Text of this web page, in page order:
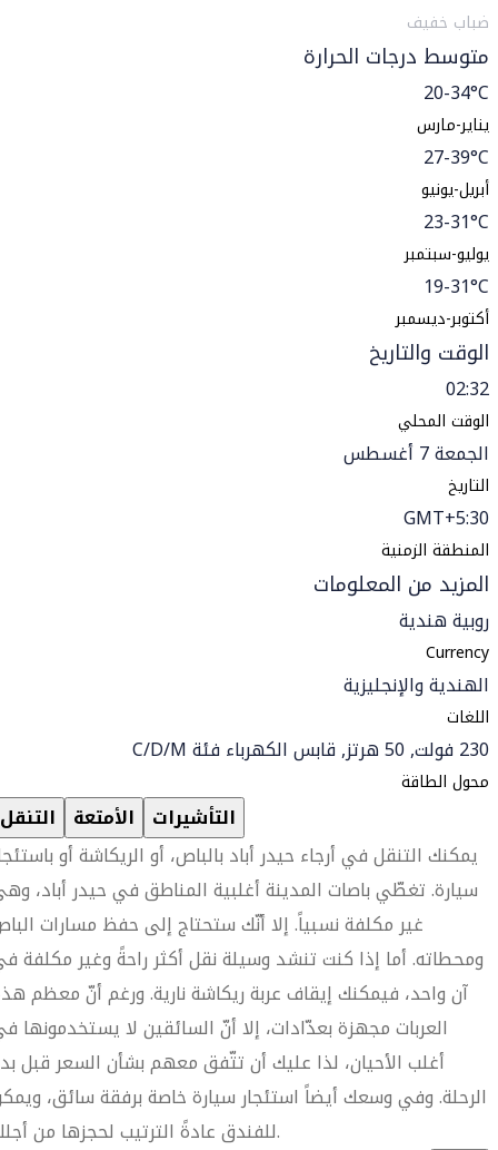
ضباب خفيف
متوسط درجات الحرارة
20-34°C
يناير-مارس
27-39°C
أبريل-يونيو
23-31°C
يوليو-سبتمبر
19-31°C
أكتوبر-ديسمبر
الوقت والتاريخ
02:32
الوقت المحلي
الجمعة 7 أغسطس
التاريخ
GMT+5:30
المنطقة الزمنية
المزيد من المعلومات
روبية هندية
Currency
الهندية والإنجليزية
اللغات
230 فولت, 50 هرتز, قابس الكهرباء فئة C/D/M
محول الطاقة
التنقل الأمتعة التأشيرات
يمكنك التنقل في أرجاء حيدر أباد بالباص، أو الريكاشة أو
سيارة. تغطّي باصات المدينة أغلبية المناطق في حيدر أباد،
غير مكلفة نسبياً. إلا أنّك ستحتاج إلى حفظ مسارات
ومحطاته. أما إذا كنت تنشد وسيلة نقل أكثر راحةً وغير مكلفة
آن واحد، فيمكنك إيقاف عربة ريكاشة نارية. ورغم أنّ معظم
العربات مجهزة بعدّادات، إلا أنّ السائقين لا يستخدمونها
أغلب الأحيان، لذا عليك أن تتّفق معهم بشأن السعر قبل
الرحلة. وفي وسعك أيضاً استئجار سيارة خاصة برفقة سائق،
للفندق عادةً الترتيب لحجزها من أجلك.